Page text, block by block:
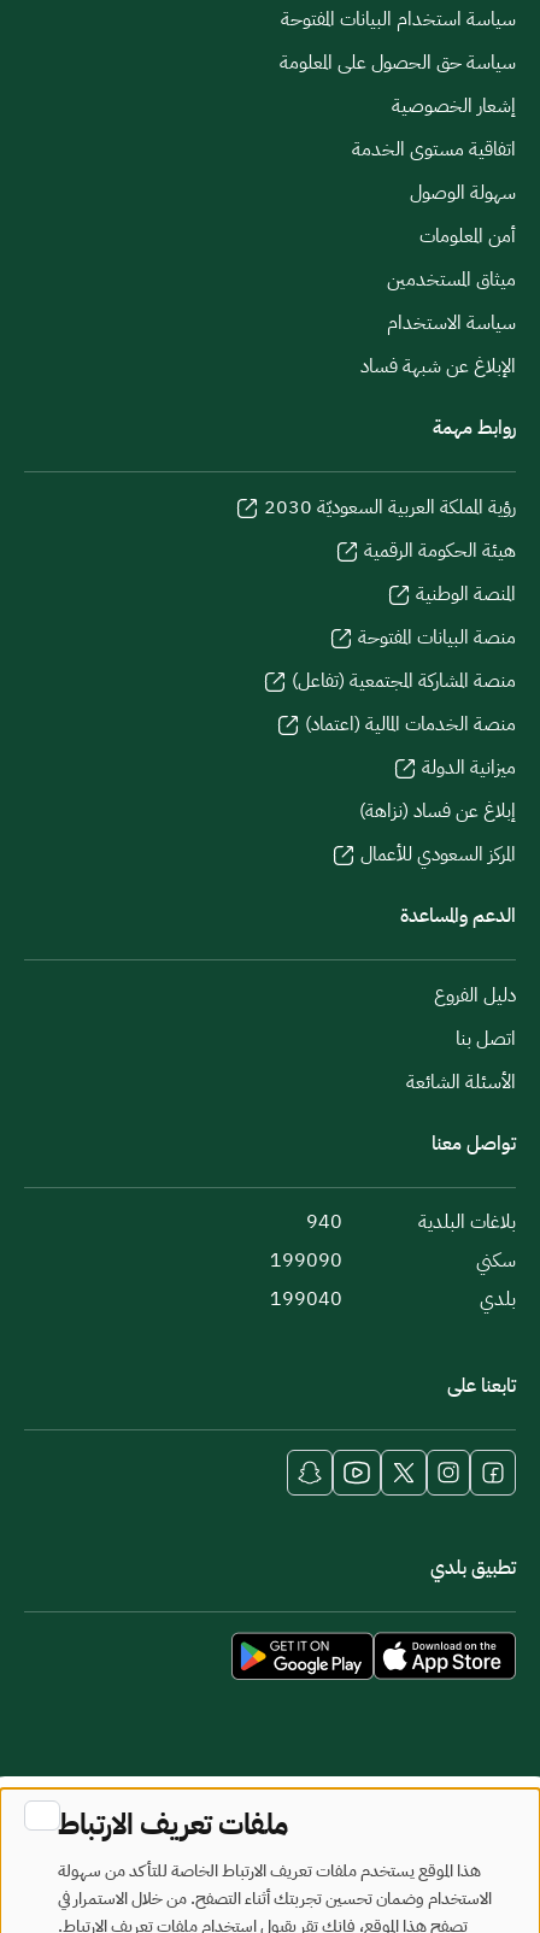
سياسة استخدام البيانات المفتوحة
سياسة حق الحصول على المعلومة
إشعار الخصوصية
اتفاقية مستوى الخدمة
سهولة الوصول
أمن المعلومات
ميثاق المستخدمين
سياسة الاستخدام
الإبلاغ عن شبهة فساد
روابط مهمة
رؤية المملكة العربية السعوديّة 2030
هيئة الحكومة الرقمية
المنصة الوطنية
منصة البيانات المفتوحة
منصة المشاركة المجتمعية (تفاعل)
منصة الخدمات المالية (اعتماد)
ميزانية الدولة
إبلاغ عن فساد (نزاهة)
المركز السعودي للأعمال
الدعم والمساعدة
دليل الفروع
اتصل بنا
الأسئلة الشائعة
تواصل معنا
بلاغات البلدية
940
سكني
199090
بلدي
199040
تابعنا على
تطبيق بلدي
خريطة الموقعشروط الاستخدام
تم تطويره وصيانته بواسطة وزارة البلديات والإسكان
ملفات تعريف الارتباط
هذا الموقع يستخدم ملفات تعريف الارتباط الخاصة للتأكد من سهولة
الاستخدام وضمان تحسين تجربتك أثناء التصفح. من خلال الاستمرار في
تصفح هذا الموقع، فإنك تقر بقبول استخدام ملفات تعريف الارتباط.